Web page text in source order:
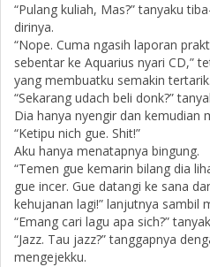
“Pulang kuliah, Mas?” tanyaku
dirinya.
“Nope. Cuma ngasih laporan
sebentar ke Aquarius nyari CD,”
yang membuatku semakin tertarik.
“Sekarang udach beli donk?”
Dia hanya nyengir dan kemudian
“Ketipu nich gue. Shit!”
Aku hanya menatapnya bingung.
“Temen gue kemarin bilang dia
gue incer. Gue datangi ke sana
kehujanan lagi!” lanjutnya sambil
“Emang cari lagu apa sich?”
“Jazz. Tau jazz?” tanggapnya
mengejekku.